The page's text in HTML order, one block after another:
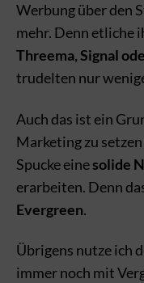
Werbung über den
mehr. Denn etliche
Threema, Signal
trudelten nur
Auch das ist ein
Marketing zu
Spucke einesolide
erarbeiten. Denn
Evergreen.
Übrigens nutze ich
immer noch mit